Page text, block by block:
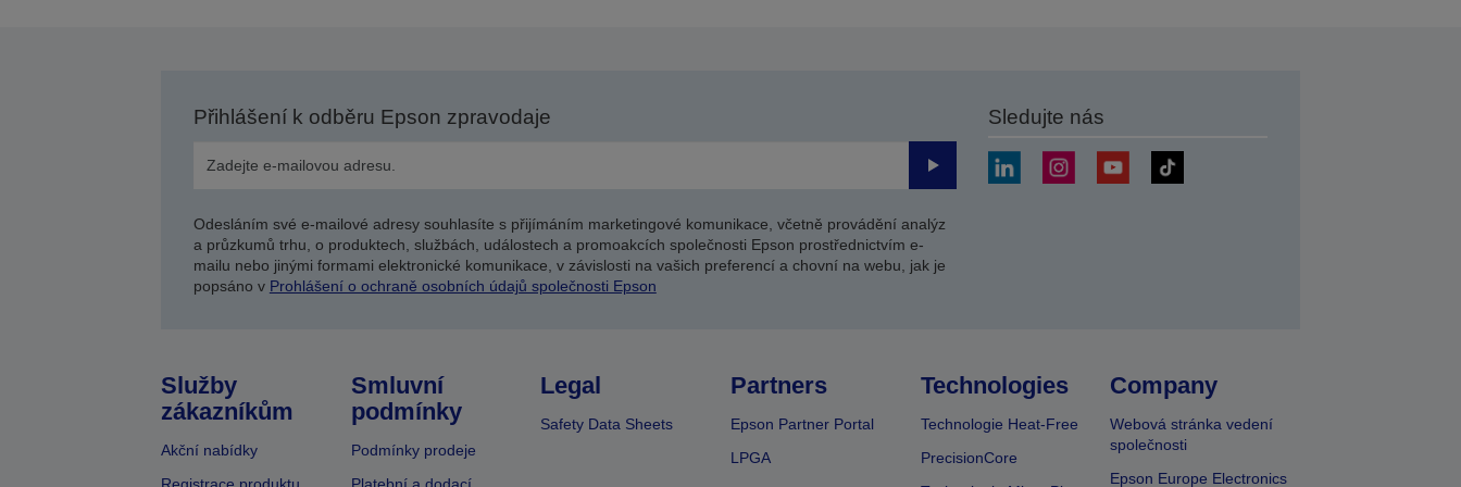
Přihlášení k odběru Epson zpravodaje
Odeslat
Odesláním své e-mailové adresy souhlasíte s přijímáním marketingové komunikace, včetně provádění analýz
a průzkumů trhu, o produktech, službách, událostech a promoakcích společnosti Epson prostřednictvím e-
mailu nebo jinými formami elektronické komunikace, v závislosti na vašich preferencí a chovní na webu, jak je
popsáno v Prohlášení o ochraně osobních údajů společnosti Epson
Sledujte nás
Služby
zákazníkům
Akční nabídky
Smluvní
podmínky
Podmínky prodeje
Legal
Safety Data Sheets
Partners
Epson Partner Portal
LPGA
Technologies
Technologie Heat-Free
PrecisionCore
Company
Webová stránka vedení
společnosti
Epson Europe Electronics